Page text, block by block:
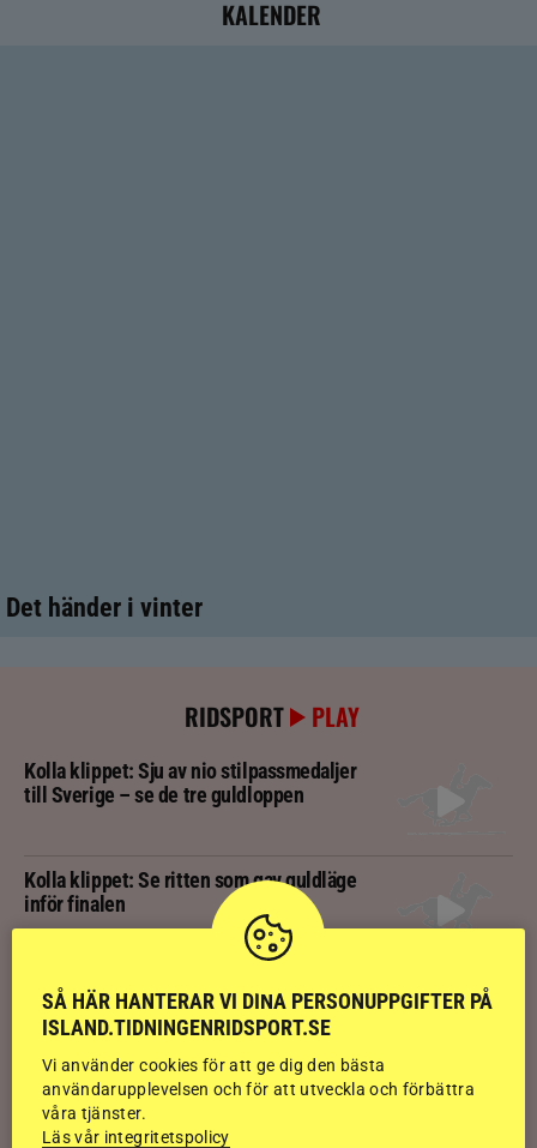
KALENDER
Det händer i vinter
RIDSPORT PLAY
Kolla klippet: Sju av nio stilpassmedaljer
till Sverige – se de tre guldloppen
Kolla klippet: Se ritten som gav guldläge
inför finalen
Kolla klippet: Svenskägda hingsten bäst
av sexåringarna på Landsmót
Kolla klippet: Gljátoppur-dotterns
historiska bedömning
SÅ HÄR HANTERAR VI DINA PERSONUPPGIFTER PÅ
ISLAND.TIDNINGENRIDSPORT.SE
Vi använder cookies för att ge dig den bästa
användarupplevelsen och för att utveckla och förbättra
våra tjänster.
Läs vår integritetspolicy